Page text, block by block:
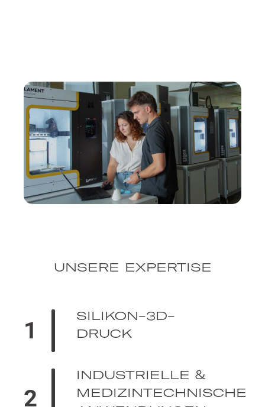
UNSERE EXPERTISE
1
SILIKON-3D-
DRUCK
2
INDUSTRIELLE &
MEDIZINTECHNISCHE